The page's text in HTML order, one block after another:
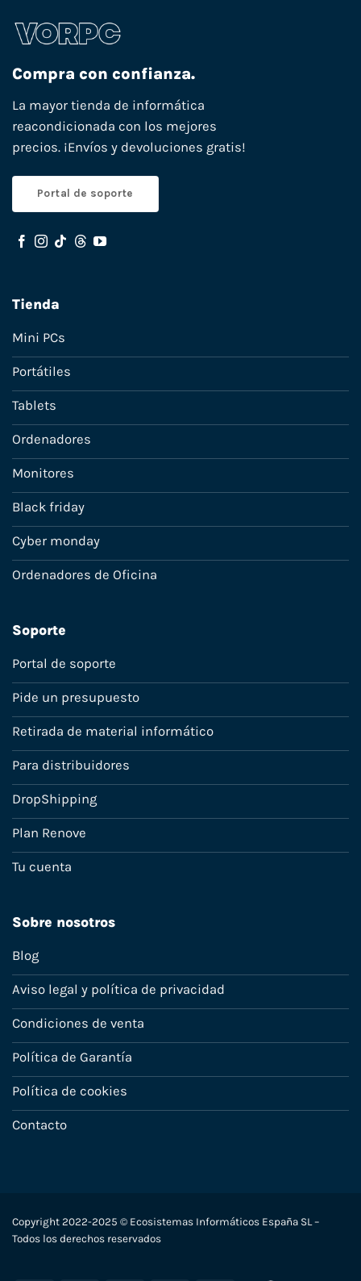
Compra con confianza.
La mayor tienda de informática
reacondicionada con los mejores
precios. ¡Envíos y devoluciones gratis!
Portal de soporte
Tienda
Mini PCs
Portátiles
Tablets
Ordenadores
Monitores
Black friday
Cyber monday
Ordenadores de Oficina
Soporte
Portal de soporte
Pide un presupuesto
Retirada de material informático
Para distribuidores
DropShipping
Plan Renove
Tu cuenta
Sobre nosotros
Blog
Aviso legal y política de privacidad
Condiciones de venta
Política de Garantía
Política de cookies
Contacto
Copyright 2022-2025 © Ecosistemas Informáticos España SL –
Todos los derechos reservados